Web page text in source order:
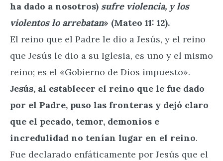
ha dado a nosotros) sufre violencia, y los
violentos lo arrebatan» (Mateo 11: 12).
El reino que el Padre le dio a Jesús, y el reino
que Jesús le dio a su Iglesia, es uno y el mismo
reino; es el «Gobierno de Dios impuesto».
Jesús, al establecer el reino que le fue dado
por el Padre, puso las fronteras y dejó claro
que el pecado, temor, demonios e
incredulidad no tenían lugar en el reino.
Fue declarado enfáticamente por Jesús que el